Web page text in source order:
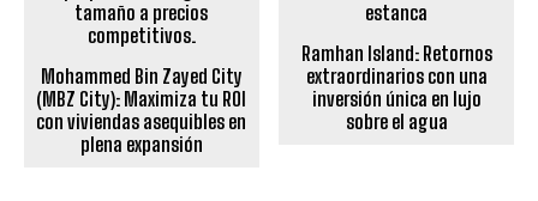
Mohammed Bin Zayed City
(MBZ City): Maximiza tu ROI
con viviendas asequibles en
plena expansión
Ramhan Island: Retornos
extraordinarios con una
inversión única en lujo
sobre el agua